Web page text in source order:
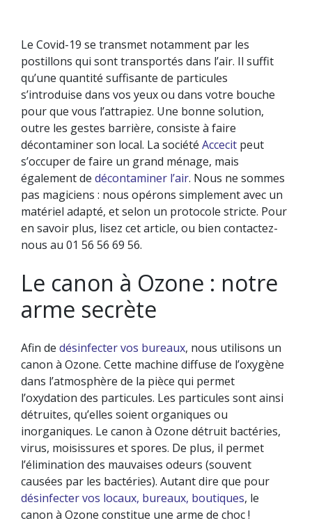
NETTOYAGE DE BUREAU
NETTOYAGE DES SURFACES VITRÉES
TRAVAUX SPÉCIAUX
LA GESTION DES DÉCHETS
Le Covid-19 se transmet notamment par les
postillons qui sont transportés dans l’air. Il suffit
qu’une quantité suffisante de particules
s’introduise dans vos yeux ou dans votre bouche
pour que vous l’attrapiez. Une bonne solution,
outre les gestes barrière, consiste à faire
décontaminer son local. La société Accecit peut
s’occuper de faire un grand ménage, mais
également de décontaminer l’air. Nous ne sommes
pas magiciens : nous opérons simplement avec un
matériel adapté, et selon un protocole stricte. Pour
en savoir plus, lisez cet article, ou bien contactez-
nous au 01 56 56 69 56.
Le canon à Ozone : notre
arme secrète
Afin de désinfecter vos bureaux, nous utilisons un
canon à Ozone. Cette machine diffuse de l’oxygène
dans l’atmosphère de la pièce qui permet
l’oxydation des particules. Les particules sont ainsi
détruites, qu’elles soient organiques ou
inorganiques. Le canon à Ozone détruit bactéries,
virus, moisissures et spores. De plus, il permet
l’élimination des mauvaises odeurs (souvent
causées par les bactéries). Autant dire que pour
désinfecter vos locaux, bureaux, boutiques, le
canon à Ozone constitue une arme de choc !